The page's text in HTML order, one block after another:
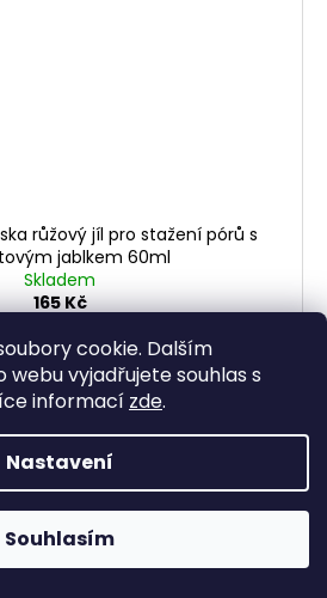
cookie. Dalším
vyjadřujete souhlas s
informací zde.
Nastavení
Souhlasím
růžový jíl pro stažení pórů s
jablkem 60ml
Skladem
165 Kč
cena:
DO KOŠÍKU
máslem a výtažky
Stahuje póry, čistí, hydratuje a
pružnost pleti